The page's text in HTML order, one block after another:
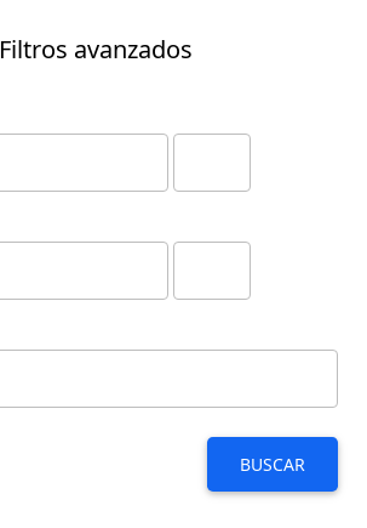
Filtros avanzados
BUSCAR